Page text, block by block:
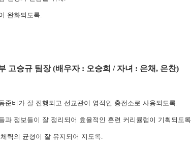
완화되도록.
고승규 팀장(배우자 : 오승희 /자녀 : 은채, 은찬)
준비가 잘 진행되고 선교관이 영적인 충전소로 사용되도록.
과 정보들이 잘 정리되어 효율적인 훈련 커리큘럼이 기획되도록
체력의 균형이 잘 유지되어 지도록.